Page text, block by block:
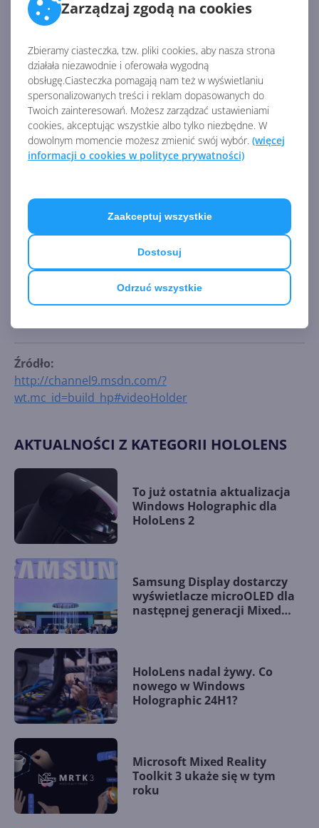
Zarządzaj zgodą na cookies
Zbieramy ciasteczka, tzw. pliki cookies, aby nasza strona
działała niezawodnie i oferowała wygodną
obsługę.Ciasteczka pomagają nam też w wyświetlaniu
spersonalizowanych treści i reklam dopasowanych do
Twoich zainteresowań. Możesz zarządzać ustawieniami
cookies, akceptując wszystkie albo tylko niezbędne. W
dowolnym momencie możesz zmienić swój wybór. (więcej
informacji o cookies w polityce prywatności)
Odrzuć wszystkie
Dostosuj
Zaakceptuj wszystkie
Kipman został zapytany o dostęp do czujników
HoloLens na poziomie API. Odpowiedź jest krótka:
Nie są one dostępne". Aplikacje, tworzone pod
pozostać nienaruszone. Ich modyfikacja mogłaby
zaburzyć naturalne działanie urządzenia. Jak twierdzi
Kipman, nie sposób wprowadzić na tym polu
dodatkowych innowacji, gdyż mogłoby to zepsuć
doświadczenie użytkownika. Krótko mówiąc:
Microsoft nie oferuje bezpośredniego dostępu do
Źródło:
http://channel9.msdn.com/?
wt.mc_id=build_hp#videoHolder
AKTUALNOŚCI Z KATEGORII HOLOLENS
To już ostatnia aktualizacja
Windows Holographic dla
HoloLens 2
Samsung Display dostarczy
wyświetlacze microOLED dla
następnej generacji Mixed
HoloLens nadal żywy. Co
nowego w Windows
Holographic 24H1?
Microsoft Mixed Reality
Toolkit 3 ukaże się w tym
roku